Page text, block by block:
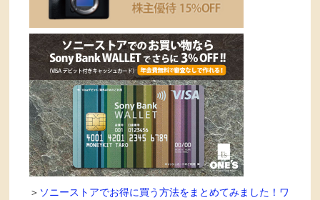
＞ ソニーストアでお得に買う方法をまとめてみました！ワ